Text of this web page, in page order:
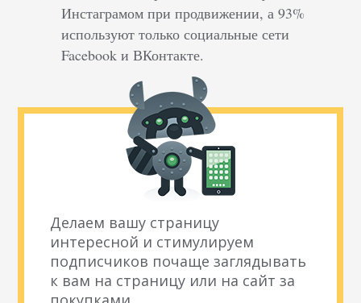
Инстаграмом при продвижении, а 93%
используют только социальные сети
Facebook и ВКонтакте.
Делаем вашу страницу
интересной и стимулируем
подписчиков почаще заглядывать
к вам на страницу или на сайт за